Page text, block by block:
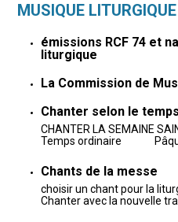
MUSIQUE LITURGIQUE
émissions RCF 74 et
liturgique
La Commission de
Chanter selon le
CHANTER LA SEMAINE
Temps ordinaire
Chants de la messe
choisir un chant pour la
Chanter avec la nouvelle